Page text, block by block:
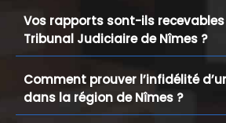
Vos rapports sont-ils
Tribunal Judiciaire de Nîmes ?
Comment prouver l’infidélité
dans la région de Nîmes ?